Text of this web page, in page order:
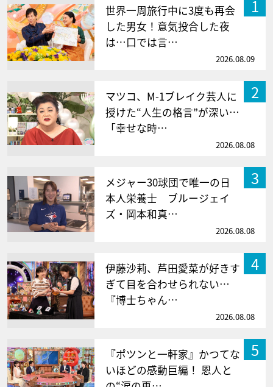
1
世界一周旅行中に3度も再会
した男女！意気投合した夜
は…口では言…
2026.08.09
2
マツコ、M-1ブレイク芸人に
授けた“人生の格言”が深い…
「幸せな時…
2026.08.08
3
メジャー30球団で唯一の日
本人栄養士 ブルージェイ
ズ・岡本和真…
2026.08.08
4
伊藤沙莉、芦田愛菜が好きす
ぎて目を合わせられない…
『博士ちゃん…
2026.08.08
5
『ポツンと一軒家』かつてな
いほどの感動巨編！ 恩人と